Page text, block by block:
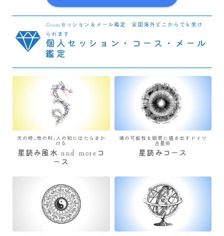
Zoomセッション＆メール鑑定 全国海外どこからでも受け
られます
個人セッション・コース・メール
鑑定
天の時×地の利×人の和にはたらきか
ける
星読み風水 and moreコ
ース
魂の可能性を緻密に描き出すドイツ
占星術
星読みコース